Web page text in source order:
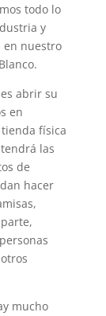
todo lo
y
en nuestro
Blanco.
abrir su
en
física
las
de
hacer
mucho